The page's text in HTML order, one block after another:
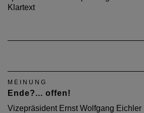
Klartext
MEINUNG
Ende?... offen!
Vizepräsident Ernst Wolfgang Eichler